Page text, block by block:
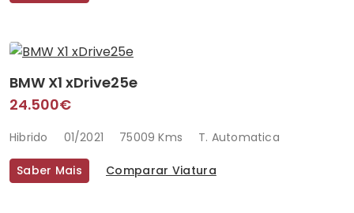
BMW X1 xDrive25e
24.500€
Hibrido 01/2021 75009 Kms T. Automatica
Saber Mais Comparar Viatura